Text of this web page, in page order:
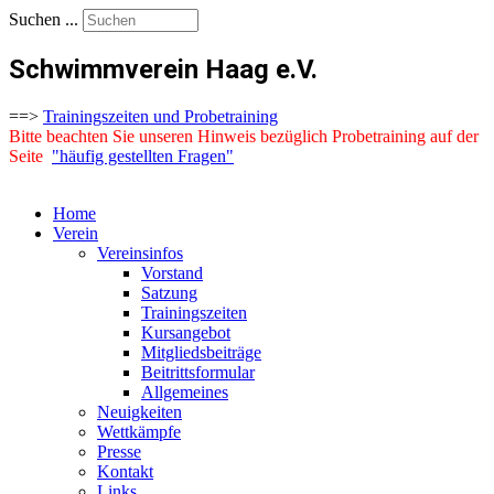
Suchen ...
Schwimmverein Haag e.V.
==> Trainingszeiten und Probetraining
Bitte beachten Sie unseren Hinweis bezüglich Probetraining auf der
Seite "häufig gestellten Fragen"
Home
Verein
Vereinsinfos
Vorstand
Satzung
Trainingszeiten
Kursangebot
Mitgliedsbeiträge
Beitrittsformular
Allgemeines
Neuigkeiten
Wettkämpfe
Presse
Kontakt